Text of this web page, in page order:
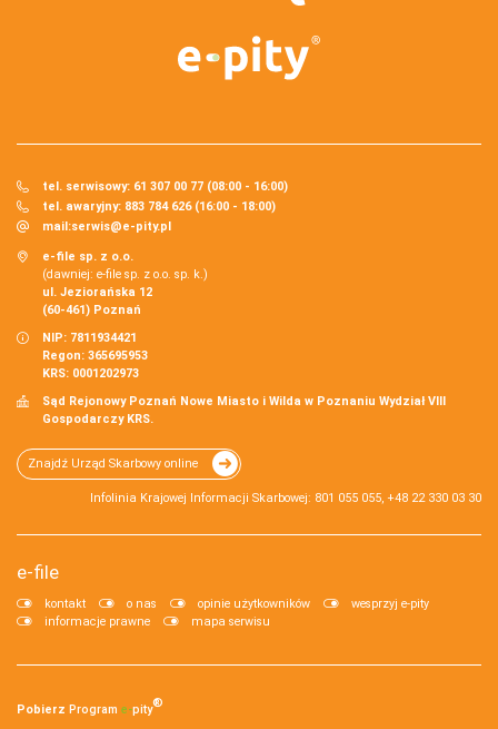
tel. serwisowy: 61 307 00 77 (08:00 - 16:00)
tel. awaryjny: 883 784 626 (16:00 - 18:00)
mail:serwis@e-pity.pl
e-file sp. z o.o.
(dawniej: e-file sp. z o.o. sp. k.)
ul. Jeziorańska 12
(60-461) Poznań
NIP: 7811934421
Regon: 365695953
KRS: 0001202973
Sąd Rejonowy Poznań Nowe Miasto i Wilda w Poznaniu Wydział VIII
Gospodarczy KRS.
Znajdź Urząd Skarbowy online
Infolinia Krajowej Informacji Skarbowej: 801 055 055, +48 22 330 03 30
e-file
kontakt o nas opinie użytkowników
wesprzyj e-pity
informacje prawne
mapa serwisu
Pobierz Program e‑pity®